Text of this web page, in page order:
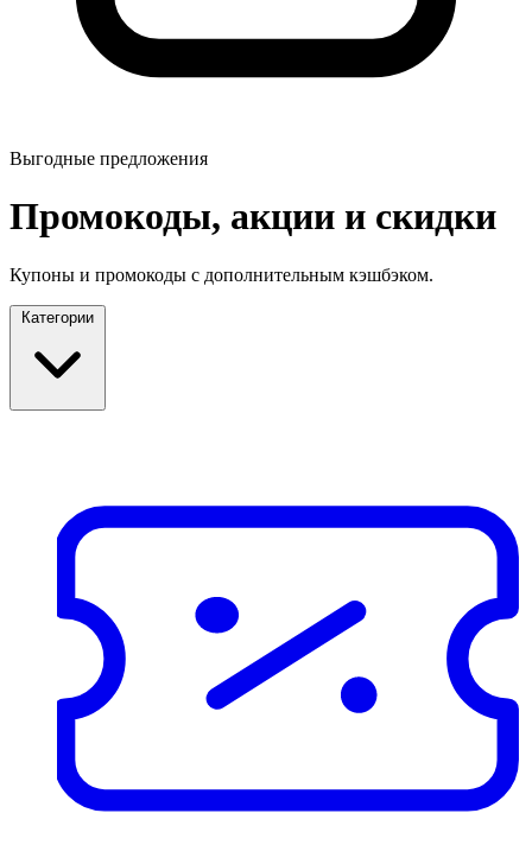
Выгодные предложения
Промокоды, акции и скидки
Купоны и промокоды с дополнительным кэшбэком.
Категории